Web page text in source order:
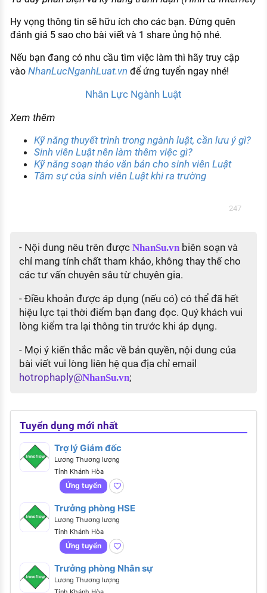
Hy vọng thông tin sẽ hữu ích cho các bạn. Đừng quên
đánh giá 5 sao cho bài viết và 1 share ủng hộ nhé.
Nếu bạn đang có nhu cầu tìm việc làm thì hãy truy cập
vào NhanLucNganhLuat.vn để ứng tuyển ngay nhé!
Nhân Lực Ngành Luật
Xem thêm
Kỹ năng thuyết trình trong ngành luật, cần lưu ý gì?
Sinh viên Luật nên làm thêm việc gì?
Kỹ năng soạn thảo văn bản cho sinh viên Luật
Tâm sự của sinh viên Luật khi ra trường
247
- Nội dung nêu trên được NhanSu.vnbiên soạn và
chỉ mang tính chất tham khảo, không thay thế cho
các tư vấn chuyên sâu từ chuyên gia.
- Điều khoản được áp dụng (nếu có) có thể đã hết
hiệu lực tại thời điểm bạn đang đọc. Quý khách vui
lòng kiểm tra lại thông tin trước khi áp dụng.
- Mọi ý kiến thắc mắc về bản quyền, nội dung của
bài viết vui lòng liên hệ qua địa chỉ email
hotrophaply@NhanSu.vn;
Tuyển dụng mới nhất
Trợ lý Giám đốc
Lương Thương lượng
Tỉnh Khánh Hòa
Ứng tuyển
Trưởng phòng HSE
Lương Thương lượng
Tỉnh Khánh Hòa
Ứng tuyển
Trưởng phòng Nhân sự
Lương Thương lượng